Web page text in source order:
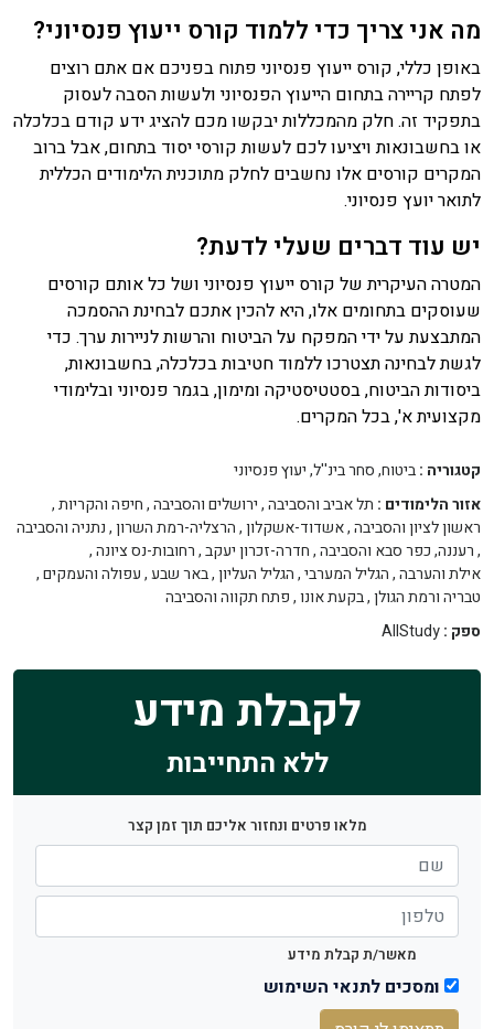
מה אני צריך כדי ללמוד קורס ייעוץ פנסיוני?
באופן כללי, קורס ייעוץ פנסיוני פתוח בפניכם אם אתם רוצים
לפתח קריירה בתחום הייעוץ הפנסיוני ולעשות הסבה לעסוק
בתפקיד זה. חלק מהמכללות יבקשו מכם להציג ידע קודם בכלכלה
או בחשבונאות ויציעו לכם לעשות קורסי יסוד בתחום, אבל ברוב
המקרים קורסים אלו נחשבים לחלק מתוכנית הלימודים הכללית
לתואר יועץ פנסיוני.
יש עוד דברים שעלי לדעת?
המטרה העיקרית של קורס ייעוץ פנסיוני ושל כל אותם קורסים
שעוסקים בתחומים אלו, היא להכין אתכם לבחינת ההסמכה
המתבצעת על ידי המפקח על הביטוח והרשות לניירות ערך. כדי
לגשת לבחינה תצטרכו ללמוד חטיבות בכלכלה, בחשבונאות,
ביסודות הביטוח, בסטטיסטיקה ומימון, בגמר פנסיוני ובלימודי
מקצועית א', בכל המקרים.
קטגוריה :ביטוח, סחר בינ''ל, יעוץ פנסיוני
אזור הלימודים : תל אביב והסביבה,ירושלים והסביבה,חיפה והקריות,
ראשון לציון והסביבה,אשדוד-אשקלון,הרצליה-רמת השרון,נתניה והסביבה
,רעננה, כפר סבא והסביבה,חדרה-זכרון יעקב,רחובות-נס ציונה,
אילת והערבה,הגליל המערבי,הגליל העליון,באר שבע,עפולה והעמקים,
טבריה ורמת הגולן,בקעת אונו,פתח תקווה והסביבה
ספק :AllStudy
לקבלת מידע
ללא התחייבות
מלאו פרטים ונחזור אליכם תוך זמן קצר
מאשר/ת קבלת מידע
ומסכים לתנאי השימוש